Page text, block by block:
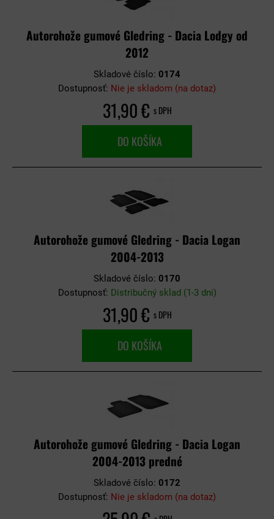
Autorohože gumové Gledring - Dacia Lodgy od
2012
Skladové číslo: 0174
Dostupnosť: Nie je skladom (na dotaz)
31,90 € s DPH
DO KOŠÍKA
Autorohože gumové Gledring - Dacia Logan
2004-2013
Skladové číslo: 0170
Dostupnosť: Distribučný sklad (1-3 dni)
31,90 € s DPH
DO KOŠÍKA
Autorohože gumové Gledring - Dacia Logan
2004-2013 predné
Skladové číslo: 0172
Dostupnosť: Nie je skladom (na dotaz)